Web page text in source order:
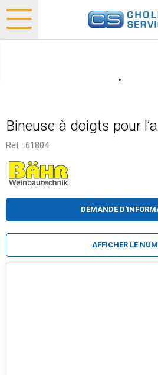
Bineuse à doigts pour
Réf : 61804
DEMANDE
AFFICHER LE